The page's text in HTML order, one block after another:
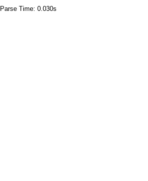
Parse Time: 0.030s